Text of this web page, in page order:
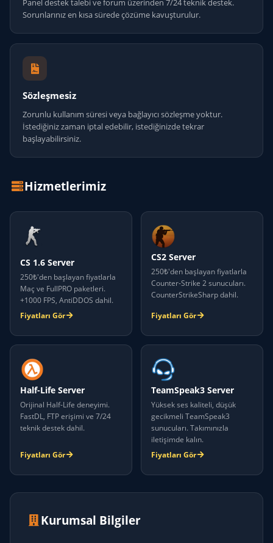
Panel destek talebi ve forum üzerinden 7/24 teknik destek.
Sorunlarınız en kısa sürede çözüme kavuşturulur.
Sözleşmesiz
Zorunlu kullanım süresi veya bağlayıcı sözleşme yoktur.
İstediğiniz zaman iptal edebilir, istediğinizde tekrar
başlayabilirsiniz.
Hizmetlerimiz
CS 1.6 Server
250₺'den başlayan fiyatlarla
Maç ve FullPRO paketleri.
+1000 FPS, AntiDDOS dahil.
Fiyatları Gör
CS2 Server
250₺'den başlayan fiyatlarla
Counter-Strike 2 sunucuları.
CounterStrikeSharp dahil.
Fiyatları Gör
Half-Life Server
Orijinal Half-Life deneyimi.
FastDL, FTP erişimi ve 7/24
teknik destek dahil.
Fiyatları Gör
TeamSpeak3 Server
Yüksek ses kaliteli, düşük
gecikmeli TeamSpeak3
sunucuları. Takımınızla
iletişimde kalın.
Fiyatları Gör
Kurumsal Bilgiler